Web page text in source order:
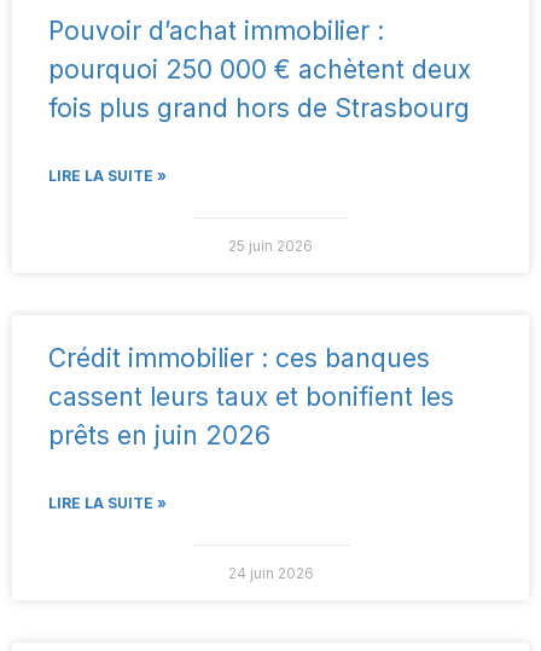
Pouvoir d’achat immobilier :
pourquoi 250 000 € achètent deux
fois plus grand hors de Strasbourg
LIRE LA SUITE »
25 juin 2026
Crédit immobilier : ces banques
cassent leurs taux et bonifient les
prêts en juin 2026
LIRE LA SUITE »
24 juin 2026